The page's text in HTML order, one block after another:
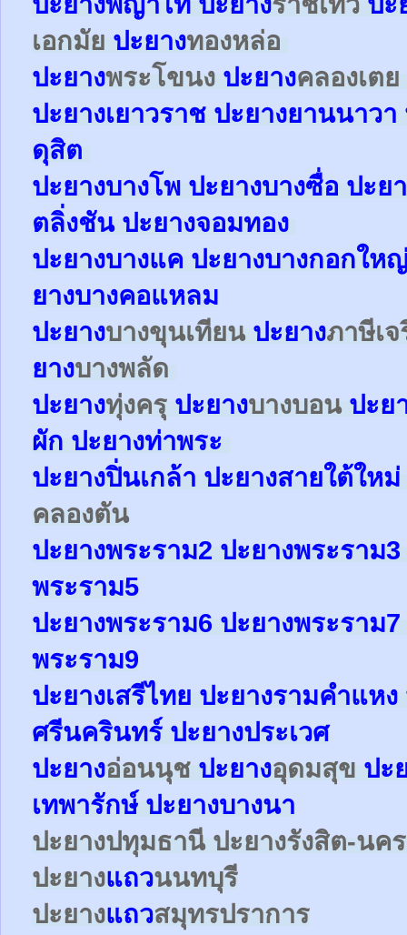
เอกมัย ปะยางทองหล่อ
ปะยางพระโขนง ปะยางคลองเตย
ปะยางเยาวราช ปะยางยานนาวา
ดุสิต
ปะยางบางโพ ปะยางบางซื่อ ปะย
ตลิ่งชัน ปะยางจอมทอง
ปะยางบางแค ปะยางบางกอกให
ยางบางคอแหลม
ปะยางบางขุนเทียน ปะยางภาษีเ
ยางบางพลัด
ปะยางทุ่งครุ ปะยางบางบอน ปะย
ผัก ปะยางท่าพระ
ปะยางปิ่นเกล้า ปะยางสายใต้ใหม่
คลองตัน
ปะยางพระราม2 ปะยางพระราม3
พระราม5
ปะยางพระราม6 ปะยางพระราม7
พระราม9
ปะยางเสรีไทย ปะยางรามคำแห
ศรีนครินทร์ ปะยางประเวศ
ปะยางอ่อนนุช ปะยางอุดมสุข ปะ
เทพารักษ์ ปะยางบางนา
ปะยางปทุมธานี ปะยางรังสิต-นค
ปะยางแถวนนทบุรี
ปะยางแถวสมุทรปราการ